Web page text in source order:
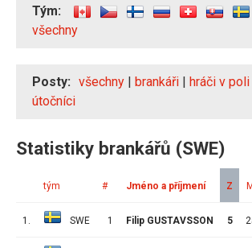
Tým:
všechny
Posty: všechny | brankáři | hráči v poli
útočníci
Statistiky brankářů (SWE)
tým # Jméno a příjmení Z
1. SWE 1 Filip GUSTAVSSON 5